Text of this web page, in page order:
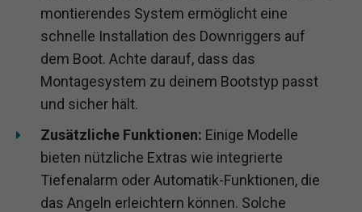
montierendes System ermöglicht eine
schnelle Installation des Downriggers auf
dem Boot. Achte darauf, dass das
Montagesystem zu deinem Bootstyp passt
und sicher hält.
Zusätzliche Funktionen: Einige Modelle
bieten nützliche Extras wie integrierte
Tiefenalarm oder Automatik-Funktionen, die
das Angeln erleichtern können. Solche